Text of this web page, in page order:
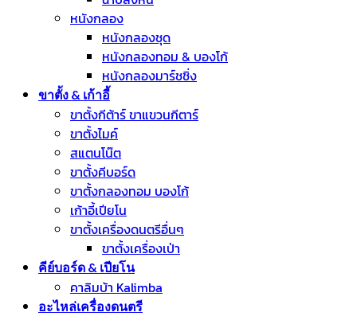
หนังกลอง
หนังกลองชุด
หนังกลองทอม & บองโก้
หนังกลองมาร์ชชิ่ง
ขาตั้ง & เก้าอี้
ขาตั้งกีต้าร์ ขาแขวนกีตาร์
ขาตั้งไมค์
สแตนโน๊ต
ขาตั้งคีบอร์ด
ขาตั้งกลองทอม บองโก้
เก้าอี้เปียโน
ขาตั้งเครื่องดนตรีอื่นๆ
ขาตั้งเครื่องเป่า
คีย์บอร์ด & เปียโน
คาลิมบ้า Kalimba
อะไหล่เครื่องดนตรี